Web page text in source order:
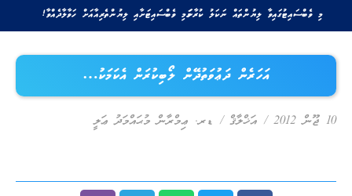
މި ވެބްސައިޓުގައިވާ ލިޔުންތައް ނަކަލު ކުރާނަމަ މި ވެބްސައިޓަށާއި ލިޔުންތެރިއާއަށް ހަވާލާދެއްވާ!
އަހަރެން ދަޢުވަތުދޭން ލޯބިކުރަން އެކަމަކު…
10 ޖޫން 2012 / އަޚްލާޤް / ޑރ. ޢިމްރާން މުޙައްމަދު ޢަލީ